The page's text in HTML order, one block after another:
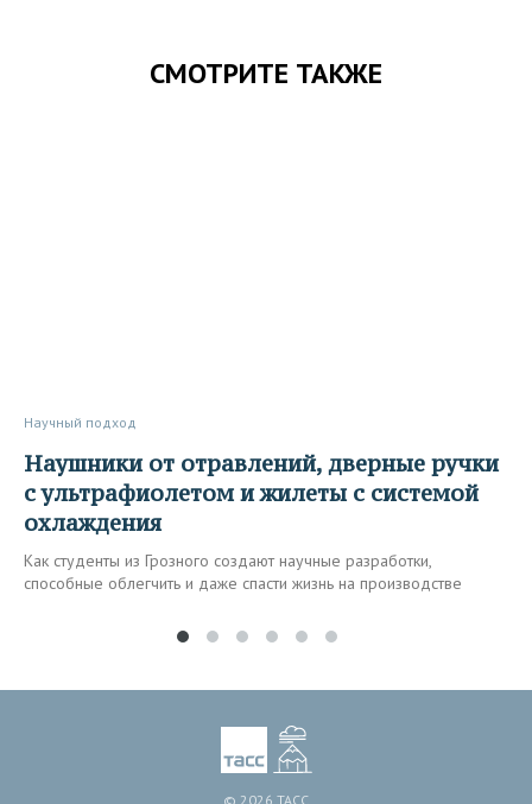
СМОТРИТЕ ТАКЖЕ
Научный подход
Наушники от отравлений, дверные ручки
с ультрафиолетом и жилеты с системой
охлаждения
Как студенты из Грозного создают научные разработки,
способные облегчить и даже спасти жизнь на производстве
© 2026 ТАСС